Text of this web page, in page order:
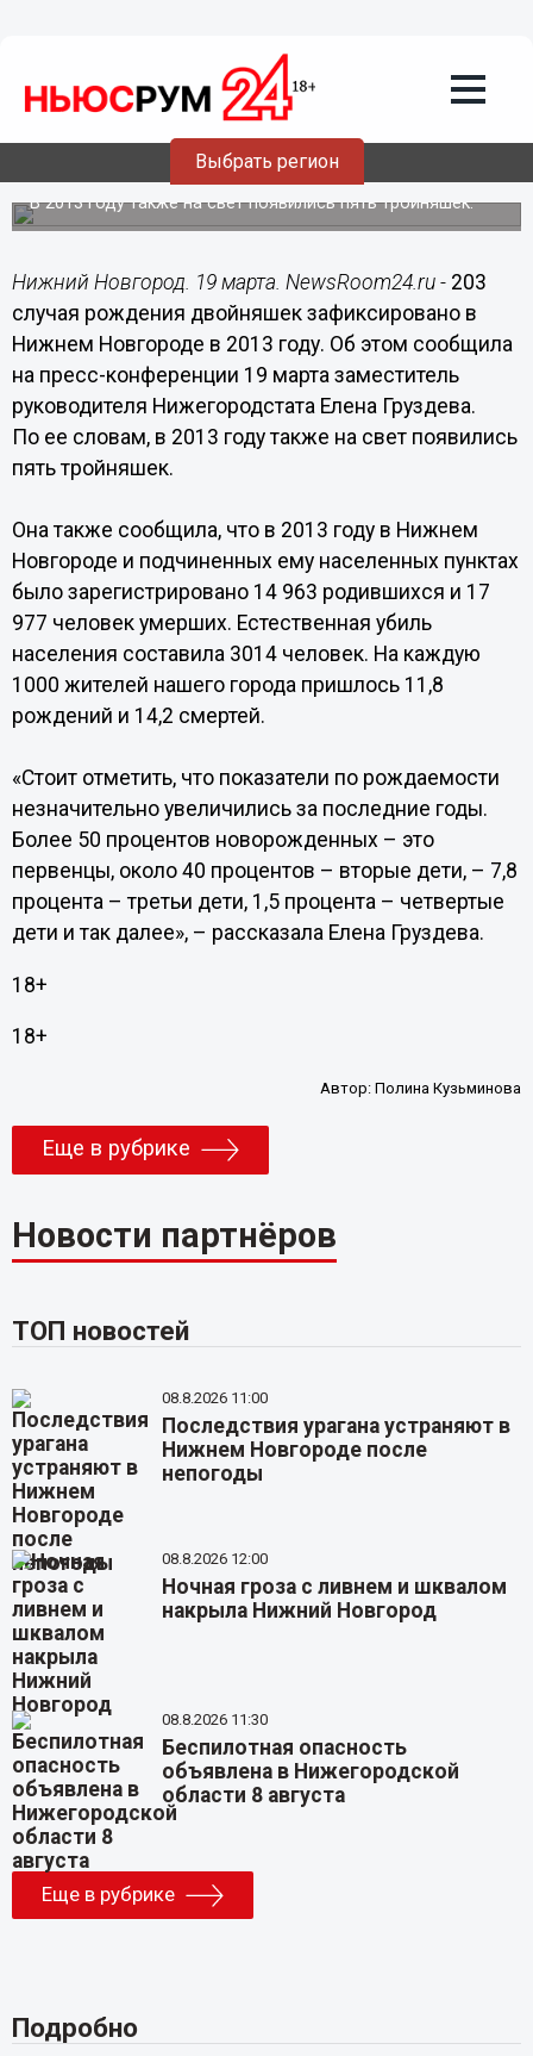
Выбрать регион
Более 200 случаев рождения
двойняшек зарегистрировано в
Нижнем Новгороде в 2013 году
В 2013 году также на свет появились пять тройняшек.
Нижний Новгород. 19 марта. NewsRoom24.ru - 203
случая рождения двойняшек зафиксировано в
Нижнем Новгороде в 2013 году. Об этом сообщила
на пресс-конференции 19 марта заместитель
руководителя Нижегородстата Елена Груздева.
По ее словам, в 2013 году также на свет появились
пять тройняшек.
Она также сообщила, что в 2013 году в Нижнем
Новгороде и подчиненных ему населенных пунктах
было зарегистрировано 14 963 родившихся и 17
977 человек умерших. Естественная убиль
населения составила 3014 человек. На каждую
1000 жителей нашего города пришлось 11,8
рождений и 14,2 смертей.
«Стоит отметить, что показатели по рождаемости
незначительно увеличились за последние годы.
Более 50 процентов новорожденных – это
первенцы, около 40 процентов – вторые дети, – 7,8
процента – третьи дети, 1,5 процента – четвертые
дети и так далее», – рассказала Елена Груздева.
18+
18+
Автор:Полина Кузьминова
Еще в рубрике
Новости партнёров
ТОП новостей
08.8.2026 11:00
Последствия урагана устраняют в
Нижнем Новгороде после
непогоды
08.8.2026 12:00
Ночная гроза с ливнем и шквалом
накрыла Нижний Новгород
08.8.2026 11:30
Беспилотная опасность
объявлена в Нижегородской
области 8 августа
Еще в рубрике
Подробно